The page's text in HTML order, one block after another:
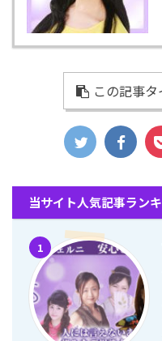
この記事
当サイト人気記事ラン
1